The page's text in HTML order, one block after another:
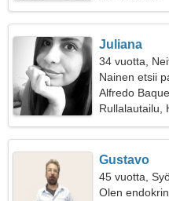
Juliana
34 vuotta,
Nainen etsii
Alfredo
Rullalautailu,
Gustavo
45 vuotta,
Olen